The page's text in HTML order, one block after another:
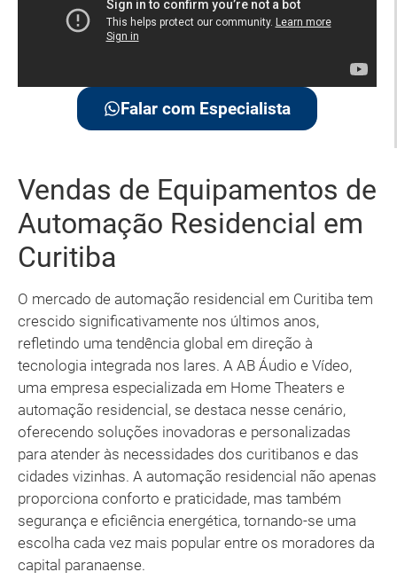
Falar com Especialista
Vendas de Equipamentos de
Automação Residencial em
Curitiba
O mercado de automação residencial em Curitiba tem
crescido significativamente nos últimos anos,
refletindo uma tendência global em direção à
tecnologia integrada nos lares. A AB Áudio e Vídeo,
uma empresa especializada em Home Theaters e
automação residencial, se destaca nesse cenário,
oferecendo soluções inovadoras e personalizadas
para atender às necessidades dos curitibanos e das
cidades vizinhas. A automação residencial não apenas
proporciona conforto e praticidade, mas também
segurança e eficiência energética, tornando-se uma
escolha cada vez mais popular entre os moradores da
capital paranaense.